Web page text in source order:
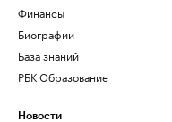
Финансы
Биографии
База знаний
РБК Образование
Новости